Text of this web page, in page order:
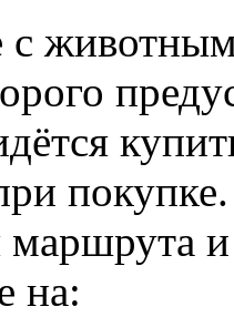
маршрута
на: